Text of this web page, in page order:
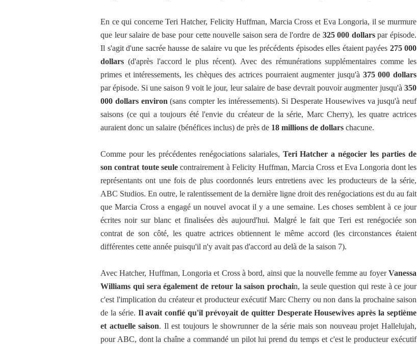
En ce qui concerne Teri Hatcher, Felicity Huffman, Marcia Cross et Eva Longoria, il se murmure
que leur salaire de base pour cette nouvelle saison sera de l'ordre de 325 000 dollarspar épisode.
Il s'agit d'une sacrée hausse de salaire vu que les précédents épisodes elles étaient payées 275 000
dollars (d'après l'accord le plus récent). Avec des rémunérations supplémentaires comme les
primes et intéressements, les chèques des actrices pourraient augmenter jusqu'à 375 000 dollars
par épisode. Si une saison 9 voit le jour, leur salaire de base devrait pouvoir augmenter jusqu'à 350
000 dollars environ (sans compter les intéressements). Si Desperate Housewives va jusqu'à neuf
saisons (ce qui a toujours été l'envie du créateur de la série, Marc Cherry), les quatre actrices
auraient donc un salaire (bénéfices inclus) de près de 18 millions de dollars chacune.
Comme pour les précédentes renégociations salariales, Teri Hatcher a négocier les parties de
son contrat toute seule contrairement à Felicity Huffman, Marcia Cross et Eva Longoria dont les
représentants ont une fois de plus coordonnés leurs entretiens avec les producteurs de la série,
ABC Studios. En outre, le ralentissement de la dernière ligne droit des renégociations est du au fait
que Marcia Cross a engagé un nouvel avocat il y a une semaine. Les choses semblent à ce jour
écrites noir sur blanc et finalisées dès aujourd'hui. Malgré le fait que Teri est renégociée son
contrat de son côté, les quatre actrices obtiennent le même accord (les circonstances étaient
différentes cette année puisqu'il n'y avait pas d'accord au delà de la saison 7).
Avec Hatcher, Huffman, Longoria et Cross à bord, ainsi que la nouvelle femme au foyerVanessa
Williams qui sera également de retour la saison prochain, la seule question qui reste à ce jour
c'est l'implication du créateur et producteur exécutif Marc Cherry ou non dans la prochaine saison
de la série. Il avait confié qu'il prévoyait de quitter Desperate Housewives après la septième
et actuelle saison. Il est toujours le showrunner de la série mais son nouveau projet Hallelujah,
pour ABC, dont la chaîne a commandé un pilot lui prend du temps et c'est le producteur exécutif